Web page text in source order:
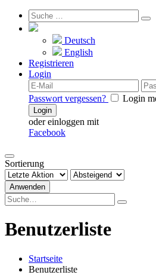
Deutsch
English
Registrieren
Login
Passwort vergessen? Login
Login
oder einloggen mit
Facebook
Sortierung
Anwenden
Benutzerliste
Startseite
Benutzerliste